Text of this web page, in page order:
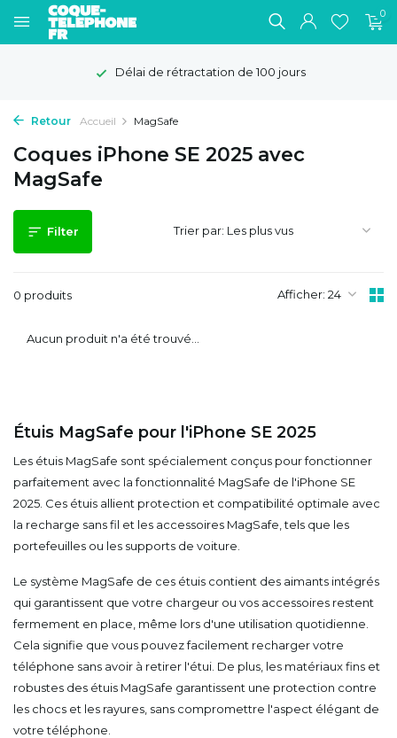
0
Délai de rétractation de 100 jours
Retour Accueil MagSafe
Coques iPhone SE 2025 avec
MagSafe
Filter
0 produits Afficher:
Trier par:
Aucun produit n'a été trouvé...
Étuis MagSafe pour l'iPhone SE 2025
Les étuis MagSafe sont spécialement conçus pour fonctionner
parfaitement avec la fonctionnalité MagSafe de l'iPhone SE
2025. Ces étuis allient protection et compatibilité optimale avec
la recharge sans fil et les accessoires MagSafe, tels que les
portefeuilles ou les supports de voiture.
Le système MagSafe de ces étuis contient des aimants intégrés
qui garantissent que votre chargeur ou vos accessoires restent
fermement en place, même lors d'une utilisation quotidienne.
Cela signifie que vous pouvez facilement recharger votre
téléphone sans avoir à retirer l'étui. De plus, les matériaux fins et
robustes des étuis MagSafe garantissent une protection contre
les chocs et les rayures, sans compromettre l'aspect élégant de
votre téléphone.